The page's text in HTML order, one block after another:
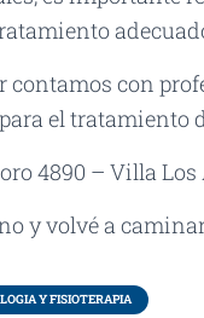
contamos con
el tratamiento
4890 – Villa
y volvé a
Y FISIOTERAPIA